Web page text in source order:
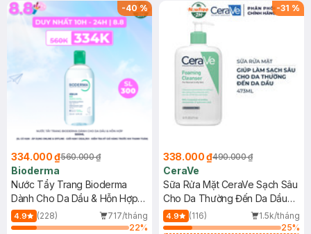
-40%
334.000 ₫560.000 ₫
Bioderma
Nước Tẩy Trang Bioderma
Dành Cho Da Dầu & Hỗn Hợp
500ml
4.9 (228)
717/tháng
22%
-31 %
338.000 ₫490.000 ₫
CeraVe
Sữa Rửa Mặt CeraVe Sạch Sâu
Cho Da Thường Đến Da Dầu
473ml
4.9 (116)
1.5k/tháng
25%